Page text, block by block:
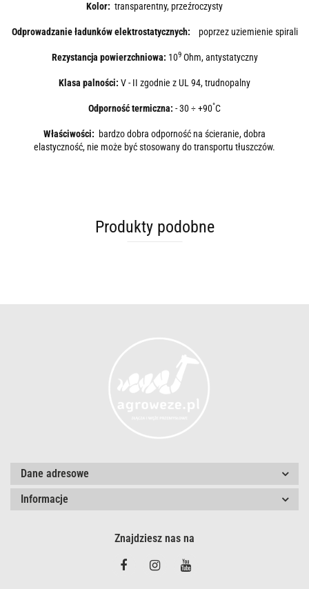
Kolor: transparentny, przeźroczysty
Odprowadzanie ładunków elektrostatycznych: poprzez uziemienie spirali
Rezystancja powierzchniowa: 109 Ohm, antystatyczny
Klasa palności: V - II zgodnie z UL 94, trudnopalny
Odporność termiczna: - 30 ÷ +90°C
Właściwości: bardzo dobra odporność na ścieranie, dobra
elastyczność, nie może być stosowany do transportu tłuszczów.
Produkty podobne
Dane adresowe
Informacje
Znajdziesz nas na